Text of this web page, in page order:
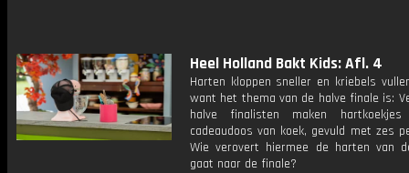
Heel Holland Bakt Kids: Afl. 4
Harten kloppen sneller en kriebels
want het thema van de halve finale is:
halve finalisten maken
cadeaudoos van koek, gevuld met zes
Wie verovert hiermee de harten van
gaat naar de finale?